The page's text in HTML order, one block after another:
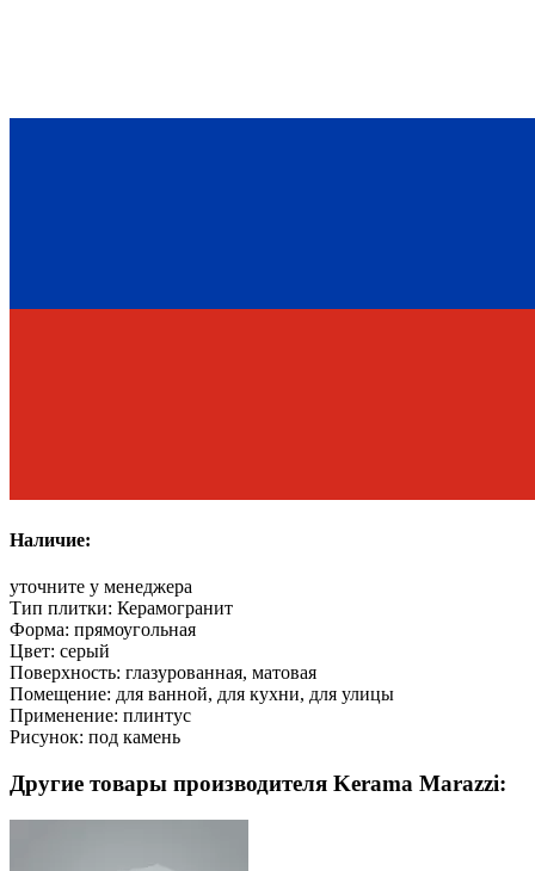
Наличие:
уточните у менеджера
Тип плитки: Керамогранит
Форма: прямоугольная
Цвет: серый
Поверхность: глазурованная, матовая
Помещение: для ванной, для кухни, для улицы
Применение: плинтус
Рисунок: под камень
Другие товары производителя Kerama Marazzi: